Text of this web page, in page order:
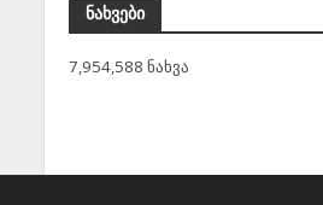
ნახვები
7,954,588 ნახვა